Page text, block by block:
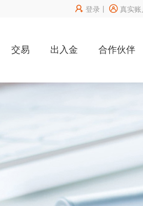
 登录 丨 真实账
交易 出入金 合作伙伴